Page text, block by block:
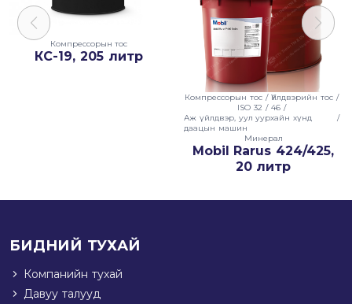
Компрессорын тос
КС-19, 205 литр
Компрессорын тос / Үйлдвэрийн тос /
ISO 32 / 46 /
Аж үйлдвэр, уул уурхайн хүнд
даацын машин
/
Минерал
Mobil Rarus 424/425,
20 литр
БИДНИЙ ТУХАЙ
Компанийн тухай
Давуу талууд